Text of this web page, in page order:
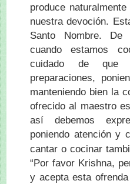
produce
nuestra devoción.
Santo Nombre.
cuando estamos
cuidado de
preparaciones,
manteniendo bien la
ofrecido al maestro
así debemos
poniendo atención y
cantar o cocinar
“Por favor Krishna,
y acepta esta